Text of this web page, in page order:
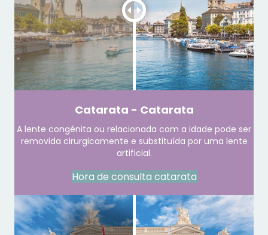
Catarata - Catarata
A lente congénita ou relacionada com a idade pode ser
removida cirurgicamente e substituída por uma lente
artificial.
Hora de consulta catarata